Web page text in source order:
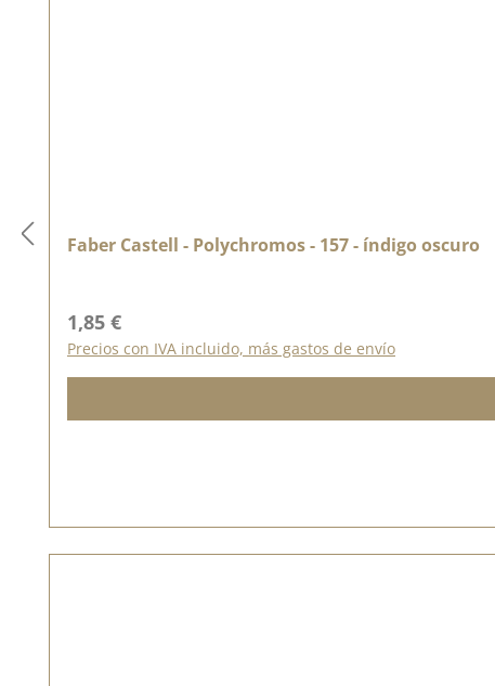
Faber Castell - Polychromos - 157 - índigo oscuro
Precio normal:
1,85 €
Precios con IVA incluido, más gastos de envío